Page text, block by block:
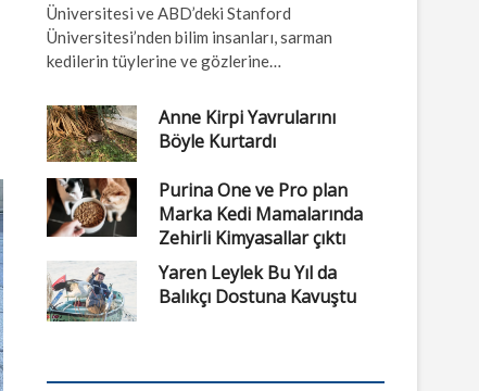
Üniversitesi ve ABD’deki Stanford
Üniversitesi’nden bilim insanları, sarman
kedilerin tüylerine ve gözlerine…
Anne Kirpi Yavrularını
Böyle Kurtardı
Purina One ve Pro plan
Marka Kedi Mamalarında
Zehirli Kimyasallar çıktı
Yaren Leylek Bu Yıl da
Balıkçı Dostuna Kavuştu